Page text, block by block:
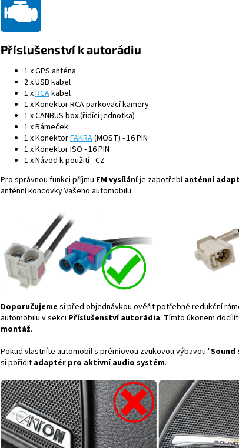
Příslušenství k autorádiu
1 x GPS anténa
2 x USB kabel
1 xRCAkabel
1 x Konektor RCA parkovací kamery
1 x CANBUS box (řídící jednotka)
1 x Rámeček
1 x KonektorFAKRA(MOST) - 16 PIN
1 x Konektor ISO - 16 PIN
1 x Návod k použití - CZ
Pro správnou funkci příjmu FM vysíláníje zapotřebíanténní
anténní koncovky Vašeho automobilu.
Doporučujeme si před objednávkou ověřit potřebné redukční
automobilu v sekci Příslušenství autorádia. Tímto úkonem
montáž.
Pokud vlastníte automobil s prémiovou zvukovou výbavou "Sound
si pořídit adaptér pro aktivní audio systém.